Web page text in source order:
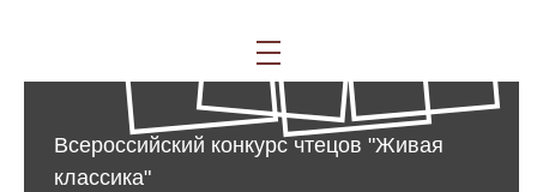
Всероссийский конкурс чтецов "Живая
классика"